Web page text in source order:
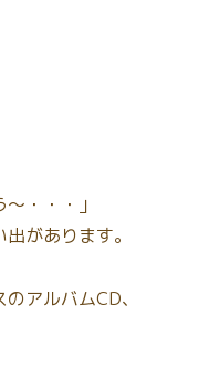
・・・」
があります。
アルバムCD、